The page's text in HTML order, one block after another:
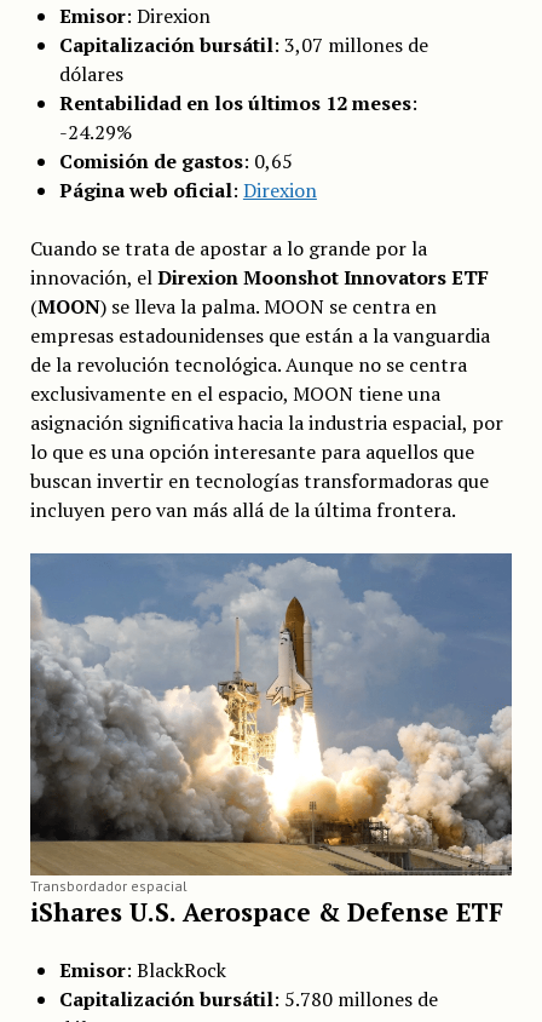
Emisor: Direxion
Capitalización bursátil: 3,07 millones de
dólares
Rentabilidad en los últimos 12 meses:
-24.29%
Comisión de gastos: 0,65
Página web oficial: Direxion
Cuando se trata de apostar a lo grande por la
innovación, elDirexion Moonshot Innovators ETF
(MOON) se lleva la palma. MOON se centra en
empresas estadounidenses que están a la vanguardia
de la revolución tecnológica. Aunque no se centra
exclusivamente en el espacio, MOON tiene una
asignación significativa hacia la industria espacial, por
lo que es una opción interesante para aquellos que
buscan invertir en tecnologías transformadoras que
incluyen pero van más allá de la última frontera.
Transbordador espacial
iShares U.S. Aerospace & Defense ETF
Emisor: BlackRock
Capitalización bursátil: 5.780 millones de